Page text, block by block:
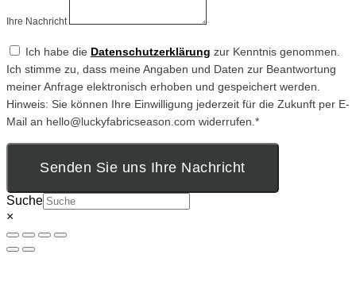
Ihre Nachricht
Ich habe die Datenschutzerklärung zur Kenntnis genommen.
Ich stimme zu, dass meine Angaben und Daten zur Beantwortung
meiner Anfrage elektronisch erhoben und gespeichert werden.
Hinweis: Sie können Ihre Einwilligung jederzeit für die Zukunft per E-
Mail an hello@luckyfabricseason.com widerrufen.*
Senden Sie uns Ihre Nachricht
Suche
×